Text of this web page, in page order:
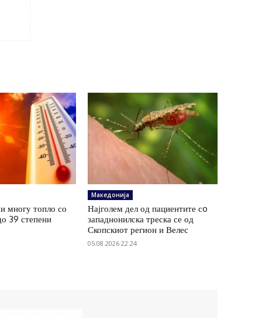
многу топло со
39 степени
Македонија
Најголем дел од пациентите сo
западнонилска треска се од
Скопскиот регион и Велес
05.08.2026 22:24